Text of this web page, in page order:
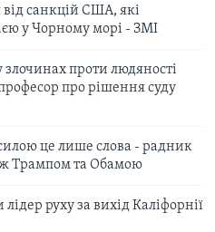
санкцій США, які
у Чорному морі - ЗМІ
злочинах проти людяності
про рішення суду
це лише слова - радник
Трампом та Обамою
руху за вихід Каліфорнії